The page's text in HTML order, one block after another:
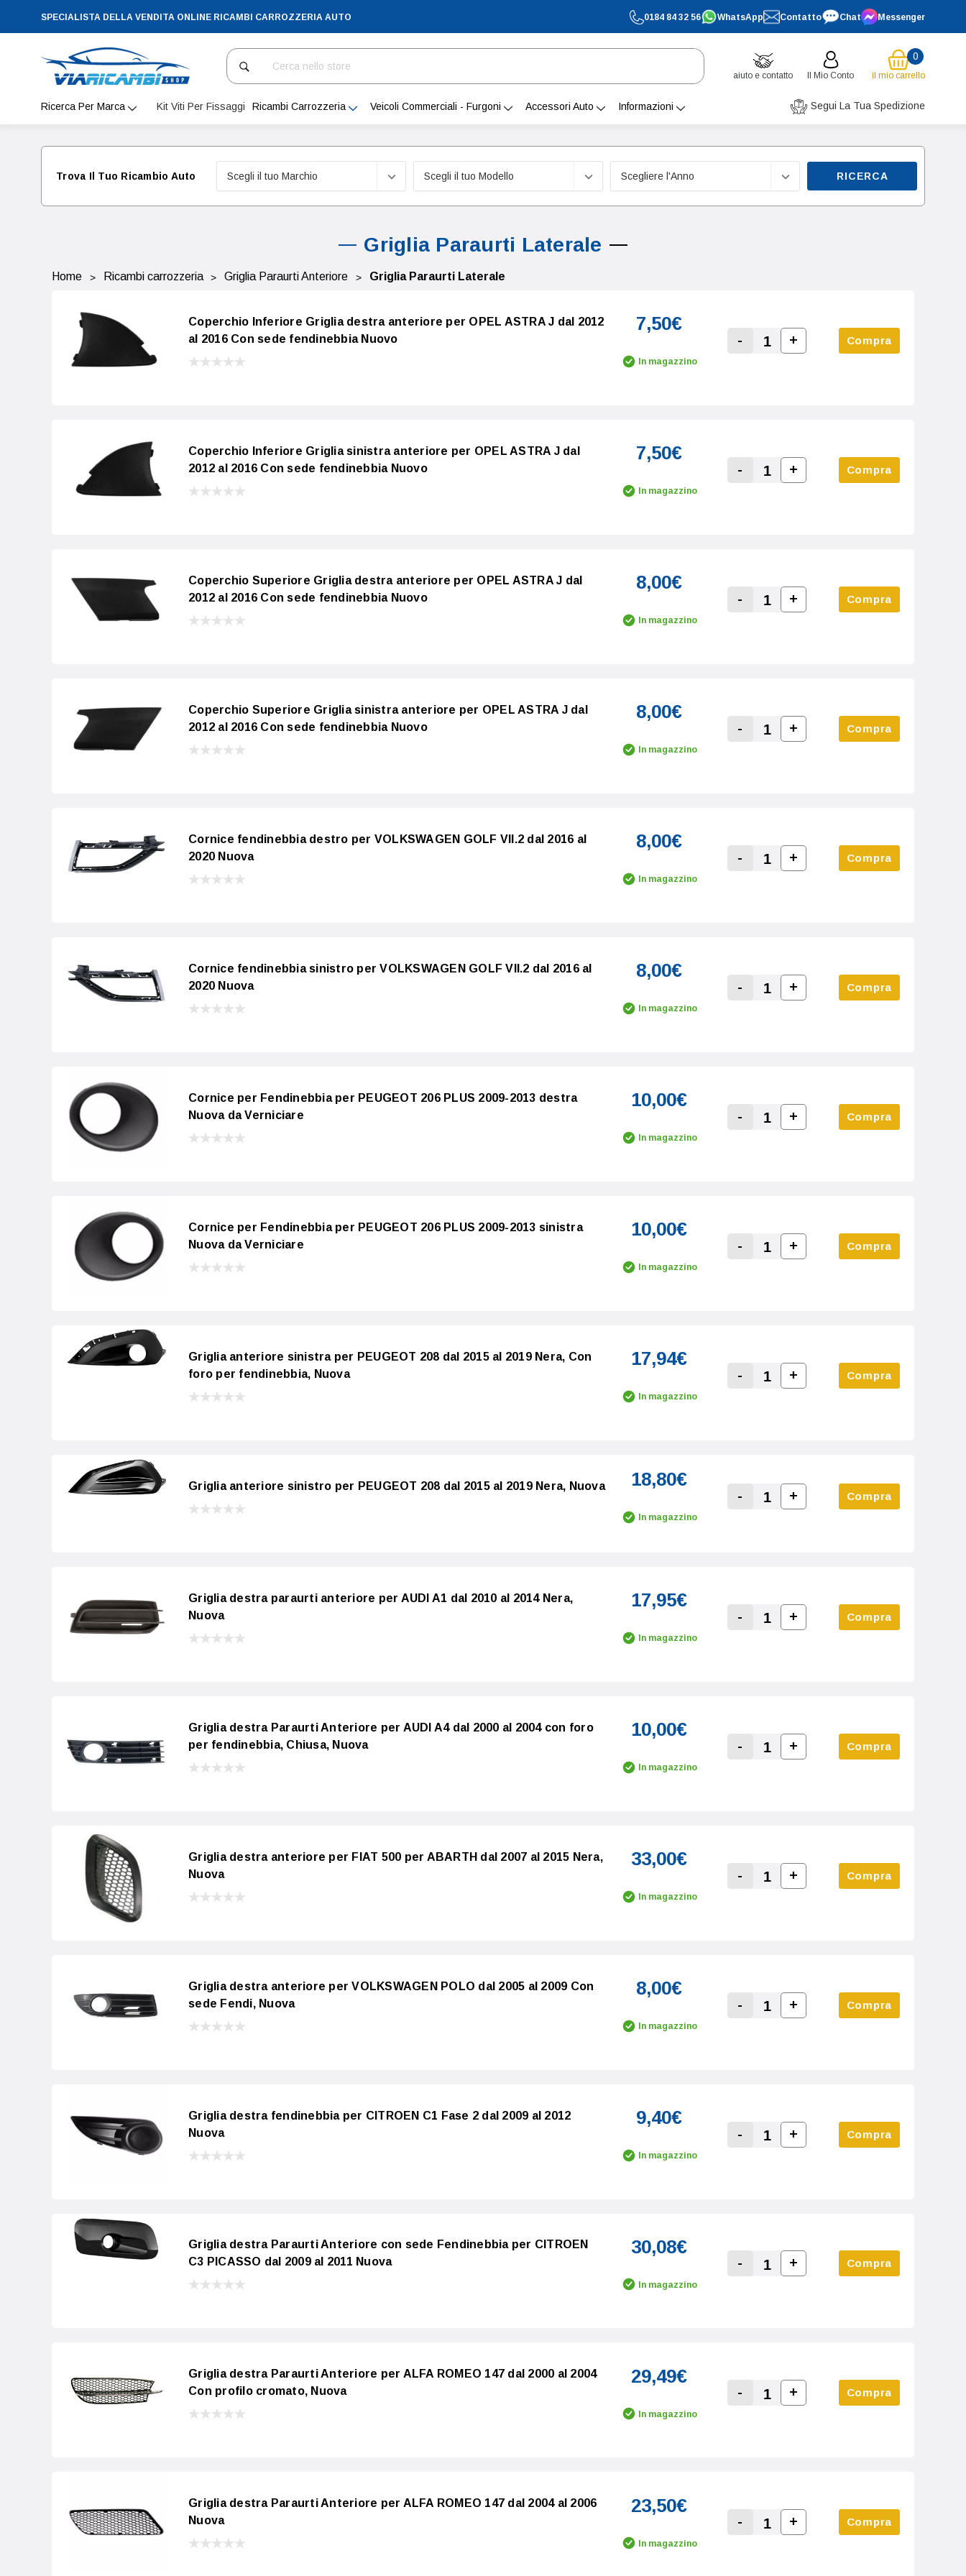
SPECIALISTA DELLA VENDITA ONLINE RICAMBI CARROZZERIA AUTO 0184 84 32 56 WhatsApp Contatto Chat Messenger
Cerca
aiuto e contatto Il Mio Conto
0
il mio carrello
Ricerca Per Marca Kit Viti Per Fissaggi Ricambi Carrozzeria Veicoli Commerciali - Furgoni Accessori Auto Informazioni Segui La Tua Spedizione
Trova Il Tuo Ricambio Auto RICERCA
Griglia Paraurti Laterale
Home Ricambi carrozzeria Griglia Paraurti Anteriore Griglia Paraurti Laterale
Coperchio Inferiore Griglia destra anteriore per OPEL ASTRA J dal 2012
al 2016 Con sede fendinebbia Nuovo
7,50€
In magazzino Decrease Quantity:
-
Increase Quantity:
+ Compra
Coperchio Inferiore Griglia sinistra anteriore per OPEL ASTRA J dal
2012 al 2016 Con sede fendinebbia Nuovo
7,50€
In magazzino Decrease Quantity:
-
Increase Quantity:
+ Compra
Coperchio Superiore Griglia destra anteriore per OPEL ASTRA J dal
2012 al 2016 Con sede fendinebbia Nuovo
8,00€
In magazzino Decrease Quantity:
-
Increase Quantity:
+ Compra
Coperchio Superiore Griglia sinistra anteriore per OPEL ASTRA J dal
2012 al 2016 Con sede fendinebbia Nuovo
8,00€
In magazzino Decrease Quantity:
-
Increase Quantity:
+ Compra
Cornice fendinebbia destro per VOLKSWAGEN GOLF VII.2 dal 2016 al
2020 Nuova
8,00€
In magazzino Decrease Quantity:
-
Increase Quantity:
+ Compra
Cornice fendinebbia sinistro per VOLKSWAGEN GOLF VII.2 dal 2016 al
2020 Nuova
8,00€
In magazzino Decrease Quantity:
-
Increase Quantity:
+ Compra
Cornice per Fendinebbia per PEUGEOT 206 PLUS 2009-2013 destra
Nuova da Verniciare
10,00€
In magazzino Decrease Quantity:
-
Increase Quantity:
+ Compra
Cornice per Fendinebbia per PEUGEOT 206 PLUS 2009-2013 sinistra
Nuova da Verniciare
10,00€
In magazzino Decrease Quantity:
-
Increase Quantity:
+ Compra
Griglia anteriore sinistra per PEUGEOT 208 dal 2015 al 2019 Nera, Con
foro per fendinebbia, Nuova
17,94€
In magazzino Decrease Quantity:
-
Increase Quantity:
+ Compra
Griglia anteriore sinistro per PEUGEOT 208 dal 2015 al 2019 Nera, Nuova 18,80€
In magazzino Decrease Quantity:
-
Increase Quantity:
+ Compra
Griglia destra paraurti anteriore per AUDI A1 dal 2010 al 2014 Nera,
Nuova
17,95€
In magazzino Decrease Quantity:
-
Increase Quantity:
+ Compra
Griglia destra Paraurti Anteriore per AUDI A4 dal 2000 al 2004 con foro
per fendinebbia, Chiusa, Nuova
10,00€
In magazzino Decrease Quantity:
-
Increase Quantity:
+ Compra
Griglia destra anteriore per FIAT 500 per ABARTH dal 2007 al 2015 Nera,
Nuova
33,00€
In magazzino Decrease Quantity:
-
Increase Quantity:
+ Compra
Griglia destra anteriore per VOLKSWAGEN POLO dal 2005 al 2009 Con
sede Fendi, Nuova
8,00€
In magazzino Decrease Quantity:
-
Increase Quantity:
+ Compra
Griglia destra fendinebbia per CITROEN C1 Fase 2 dal 2009 al 2012
Nuova
9,40€
In magazzino Decrease Quantity:
-
Increase Quantity:
+ Compra
Griglia destra Paraurti Anteriore con sede Fendinebbia per CITROEN
C3 PICASSO dal 2009 al 2011 Nuova
30,08€
In magazzino
-
Increase Quantity:
+ Compra
Griglia destra Paraurti Anteriore per ALFA ROMEO 147 dal 2000 al 2004
Con profilo cromato, Nuova
29,49€
In magazzino
-
Increase Quantity:
+ Compra
Griglia destra Paraurti Anteriore per ALFA ROMEO 147 dal 2004 al 2006
Nuova
23,50€
In magazzino Decrease Quantity:
-
Increase Quantity:
+ Compra